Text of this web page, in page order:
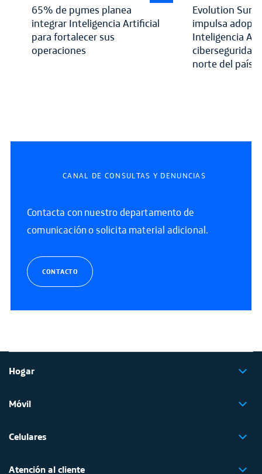
65% de pymes planea
integrar Inteligencia Artificial
para fortalecer sus
operaciones
Evolution
impulsa
Inteligencia
ciberseguridad
norte del país
CANAL DE CONSULTAS Y DENUNCIAS
Contacta con nuestro departamento de
comunicación o solicita material adicional.
CONTACTO
Hogar
Móvil
Celulares
Atención al cliente